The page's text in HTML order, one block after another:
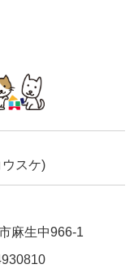
スケ)
麻生中966-1